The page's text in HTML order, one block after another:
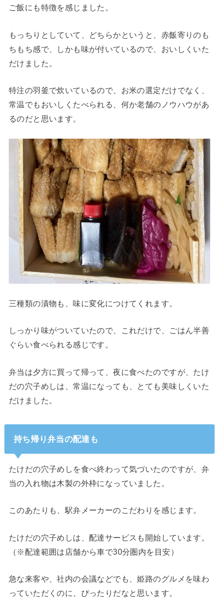
ご飯にも特徴を感じました。
もっちりとしていて、どちらかというと、赤飯寄りのも
ちもち感で、しかも味が付いているので、おいしくいた
だけました。
特注の羽釜で炊いているので、お米の選定だけでなく、
常温でもおいしくたべられる、何か老舗のノウハウがあ
るのだと思います。
三種類の漬物も、味に変化につけてくれます。
しっかり味がついていたので、これだけで、ごはん半善
ぐらい食べられる感じです。
弁当は夕方に買って帰って、夜に食べたのですが、たけ
だの穴子めしは、常温になっても、とても美味しくいた
だけました。
持ち帰り弁当の配達も
たけだの穴子めしを食べ終わって気づいたのですが、弁
当の入れ物は木製の外枠になっていました。
このあたりも、駅弁メーカーのこだわりを感じます。
たけだの穴子めしは、配達サービスも開始しています。
（※配達範囲は店舗から車で30分圏内を目安）
急な来客や、社内の会議などでも、姫路のグルメを味わ
っていただくのに、ぴったりだなと思います。